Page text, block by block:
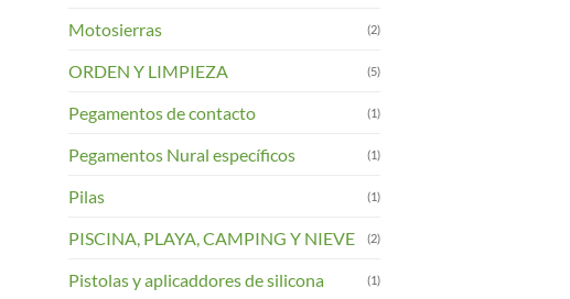
Motosierras (2)
ORDEN Y LIMPIEZA (5)
Pegamentos de contacto (1)
Pegamentos Nural específicos (1)
Pilas (1)
PISCINA, PLAYA, CAMPING Y NIEVE (2)
Pistolas y aplicaddores de silicona (1)